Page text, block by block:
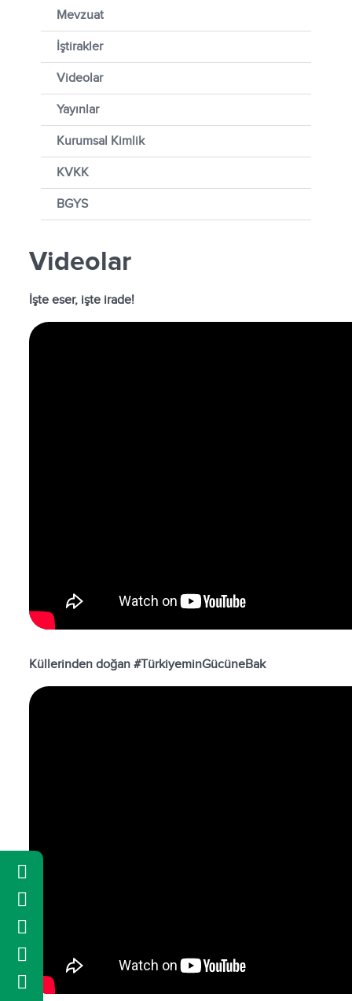
Mevzuat
İştirakler
Videolar
Yayınlar
Kurumsal Kimlik
KVKK
BGYS
Videolar
İşte eser, işte irade!
Küllerinden doğan #TürkiyeminGücüneBak